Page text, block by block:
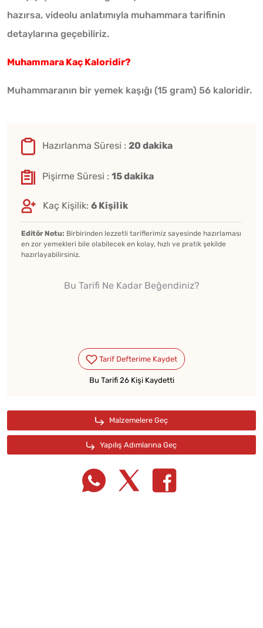
hazırsa, videolu anlatımıyla muhammara tarifinin
detaylarına geçebiliriz.
Muhammara Kaç Kaloridir?
Muhammaranın bir yemek kaşığı (15 gram) 56 kaloridir.
Hazırlanma Süresi : 20 dakika
Pişirme Süresi : 15 dakika
Kaç Kişilik: 6 Kişilik
Editör Notu: Birbirinden lezzetli tariflerimiz sayesinde hazırlaması
en zor yemekleri bile olabilecek en kolay, hızlı ve pratik şekilde
hazırlayabilirsiniz.
Bu Tarifi Ne Kadar Beğendiniz?
Bu Tarifi 26 Kişi Kaydetti